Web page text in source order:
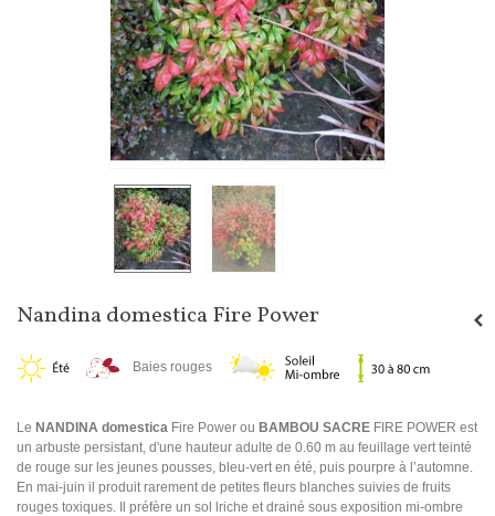
Nandina domestica Fire Power
Baies rouges
Le NANDINA domestica Fire Power ou BAMBOU SACRE FIRE POWER est
un arbuste persistant, d'une hauteur adulte de 0.60 m au feuillage vert teinté
de rouge sur les jeunes pousses, bleu-vert en été, puis pourpre à l’automne.
En mai-juin il produit rarement de petites fleurs blanches suivies de fruits
rouges toxiques. Il préfère un sol lriche et drainé sous exposition mi-ombre